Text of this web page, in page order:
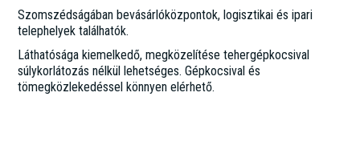
Szomszédságában bevásárlóközpontok, logisztikai és ipari
telephelyek találhatók.
Láthatósága kiemelkedő, megközelítése tehergépkocsival
súlykorlátozás nélkül lehetséges. Gépkocsival és
tömegközlekedéssel könnyen elérhető.